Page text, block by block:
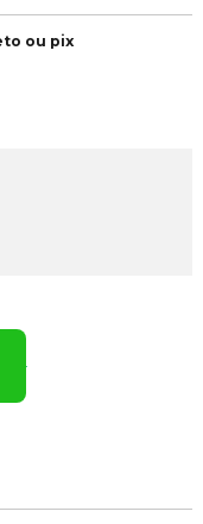
ou pix